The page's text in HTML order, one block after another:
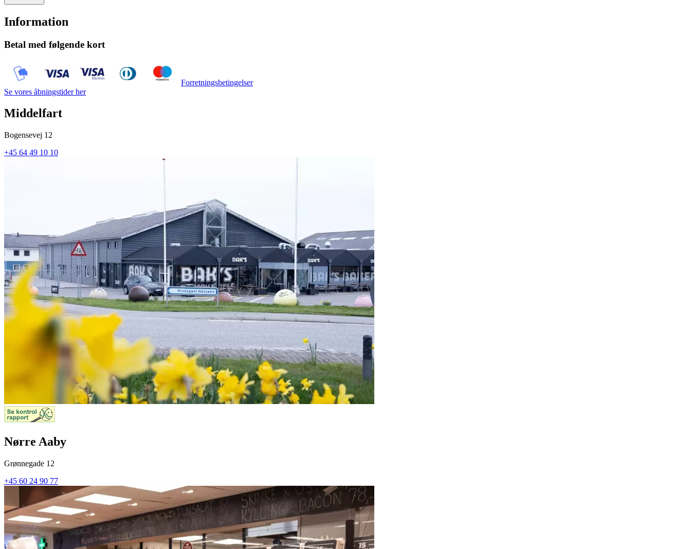
Information
Betal med følgende kort
Forretningsbetingelser
Se vores åbningstider her
Middelfart
Bogensevej 12
+45 64 49 10 10
Nørre Aaby
Grønnegade 12
+45 60 24 90 77